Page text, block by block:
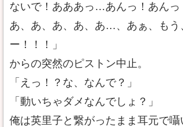
ないで！あああっ…あんっ！あんっ
あ、あ、あ、あ、あ…、あぁ、もう
ー！！！」
からの突然のピストン中止。
「えっ！？な、なんで？」
「動いちゃダメなんでしょ？」
俺は英里子と繋がったまま耳元で囁